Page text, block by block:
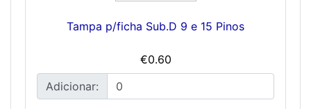
Tampa p/ficha Sub.D 9 e 15 Pinos
€0.60
Adicionar: